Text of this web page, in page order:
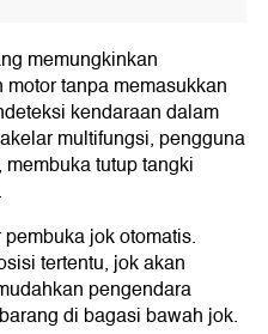
memungkinkan
tanpa memasukkan
kendaraan dalam
multifungsi, pengguna
tutup tangki
jok otomatis.
tertentu, jok akan
pengendara
di bagasi bawah jok.